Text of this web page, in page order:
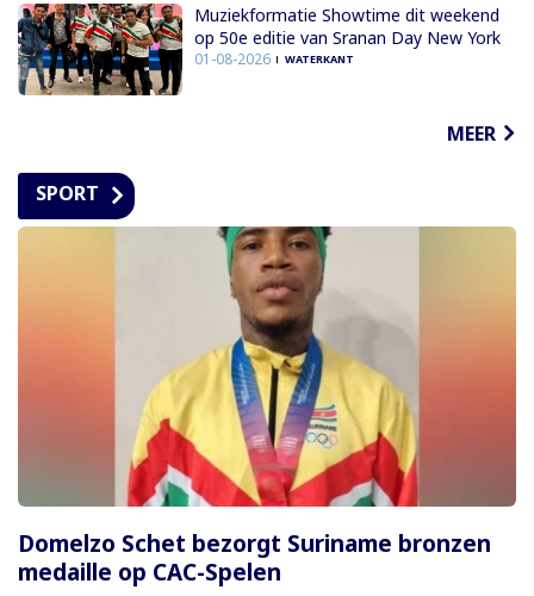
Muziekformatie Showtime dit weekend
op 50e editie van Sranan Day New York
01-08-2026 WATERKANT
MEER
SPORT
Domelzo Schet bezorgt Suriname bronzen
medaille op CAC-Spelen